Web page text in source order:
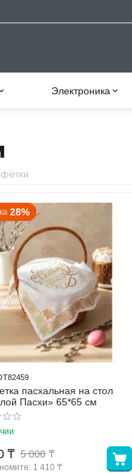
Электроника
28%
пасхальная на стол
Пасхи» 65*65 см
5 000 ₸
₸
1 410 ₸